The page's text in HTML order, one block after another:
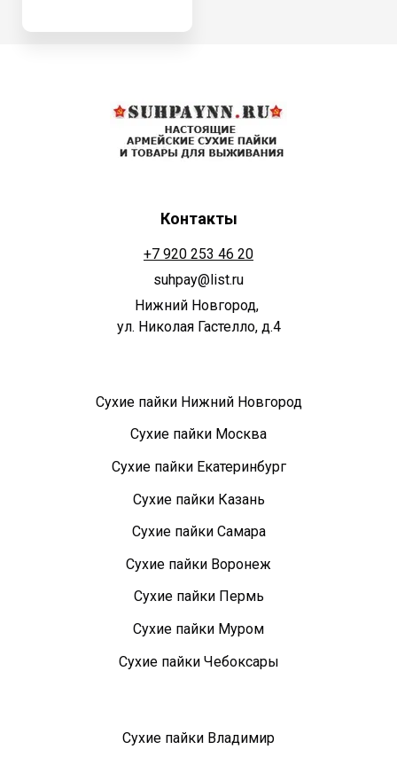
Контакты
+7 920 253 46 20
suhpay@list.ru
Нижний Новгород,
ул. Николая Гастелло, д.4
Сухие пайки Нижний Новгород
Сухие пайки Москва
Сухие пайки Екатеринбург
Сухие пайки Казань
Сухие пайки Самара
Сухие пайки Воронеж
Сухие пайки Пермь
Сухие пайки Муром
Сухие пайки Чебоксары
Сухие пайки Владимир